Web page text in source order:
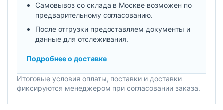
Самовывоз со склада в Москве возможен по
предварительному согласованию.
После отгрузки предоставляем документы и
данные для отслеживания.
Подробнее о доставке
Итоговые условия оплаты, поставки и доставки
фиксируются менеджером при согласовании заказа.